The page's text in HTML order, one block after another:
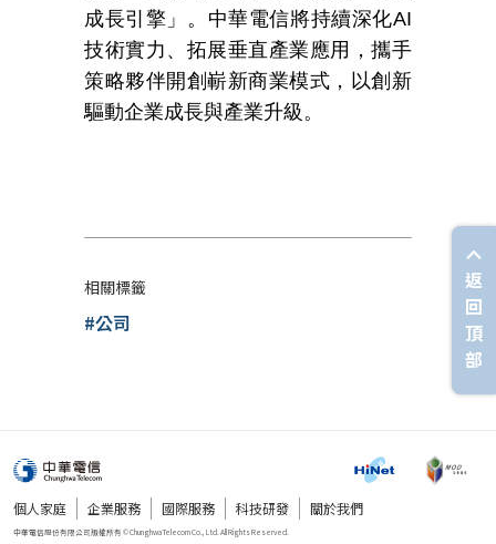
成長引擎」。中華電信將持續深化AI
技術實力、拓展垂直產業應用，攜手
策略夥伴開創嶄新商業模式，以創新
驅動企業成長與產業升級。
相關標籤
#公司
個人家庭 企業服務 國際服務 科技研發 關於我們
返
回
頂
部